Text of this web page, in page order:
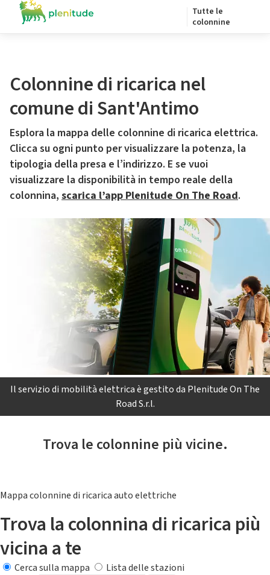
Tutte le
colonnine
Colonnine di ricarica nel
comune di Sant'Antimo
Esplora la mappa delle colonnine di ricarica elettrica.
Clicca su ogni punto per visualizzare la potenza, la
tipologia della presa e l’indirizzo. E se vuoi
visualizzare la disponibilità in tempo reale della
colonnina, scarica l’app Plenitude On The Road.
Il servizio di mobilità elettrica è gestito da Plenitude On The
Road S.r.l.
Trova le colonnine più vicine.
Mappa colonnine di ricarica auto elettriche
Trova la colonnina di ricarica più
vicina a te
Cerca sulla mappa
Lista delle stazioni